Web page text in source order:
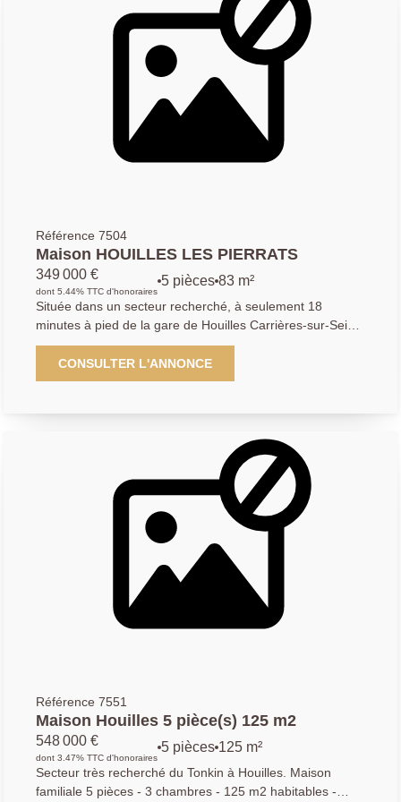
placards de rangement complètent cet étage. Possibilité
de rentrer un véhicule, secteur recherché pour son calme
et sa proximité aux transports! Bien proposé par Kyllian
GABA, agent commercial (903 414 209 R.S.A.C
Versailles) Les informations sur les risques auxquels ce
bien est exposé sont disponibles sur le site Géorisques :
www.georisques.gouv.fr
Référence 7504
Maison HOUILLES LES PIERRATS
349 000 €
dont 5.44% TTC d'honoraires
5 pièces 83 m²
Située dans un secteur recherché, à seulement 18
minutes à pied de la gare de Houilles Carrières-sur-Seine
et à 15 minutes du tramway Pont de Bezons, cette
maison d'environ 82 m2 bénéficie d'un emplacement
idéal, à proximité immédiate des commerces et des
double séjour lumineux, ainsi que d'un couloir desservant
une salle de bains et des WC séparés. À l'étage, vous
découvrirez deux chambres supplémentaires. L'ensemble
est édifié sur une parcelle de 131 m2 et dispose d'un
agréable espace extérieur, idéal pour profiter des beaux
CONSULTER L'ANNONCE
Référence 7551
Maison Houilles 5 pièce(s) 125 m2
548 000 €
dont 3.47% TTC d'honoraires
5 pièces 125 m²
Secteur très recherché du Tonkin à Houilles. Maison
familiale 5 pièces - 3 chambres - 125 m2 habitables -